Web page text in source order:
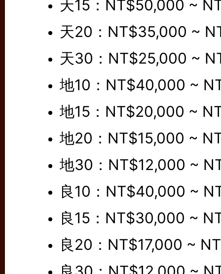
天15：NT$50,000 ~
天20：NT$35,000 ~
天30：NT$25,000 ~
地10：NT$40,000 ~
地15：NT$20,000 ~
地20：NT$15,000 ~
地30：NT$12,000 ~
良10：NT$40,000 ~
良15：NT$30,000 ~
良20：NT$17,000 ~